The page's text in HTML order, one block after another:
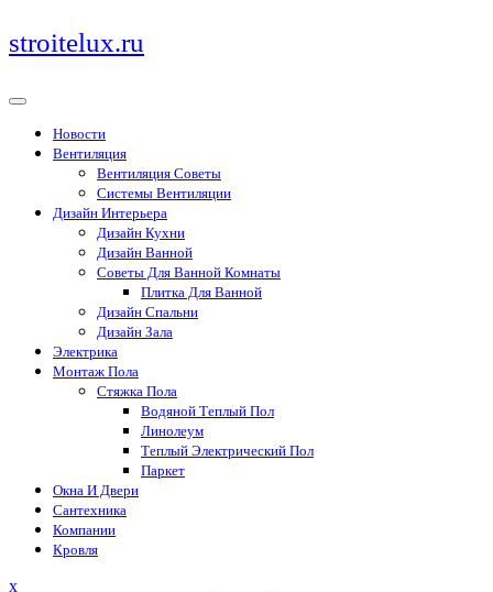
Перейти
к
stroitelux.ru
Новости
Вентиляция
Вентиляция Советы
Системы Вентиляции
Дизайн Интерьера
Дизайн Кухни
Дизайн Ванной
Советы Для Ванной Комнаты
Плитка Для Ванной
Дизайн Спальни
Дизайн Зала
Электрика
Монтаж Пола
Стяжка Пола
Водяной Теплый Пол
Линолеум
Теплый Электрический Пол
Паркет
Окна И Двери
Сантехника
Компании
Кровля
xЗакрыть